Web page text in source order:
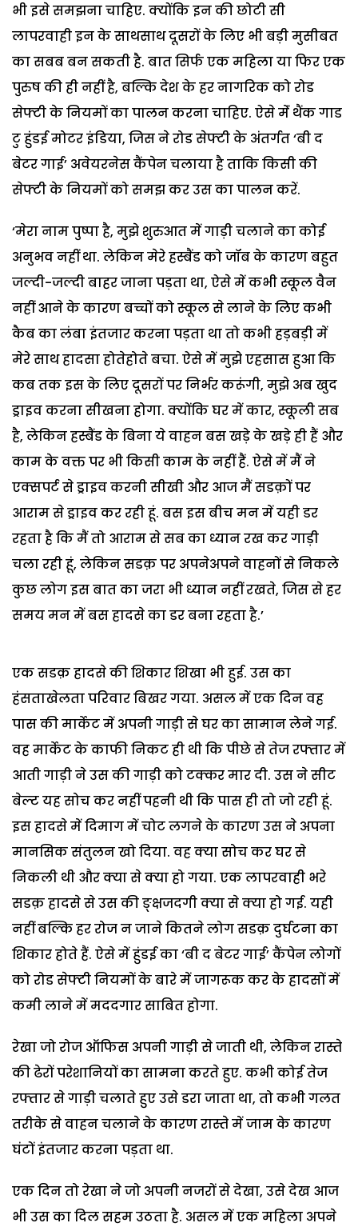
भी इसे समझना चाहिए. क्योंकि इन की छोटी सी
लापरवाही इन के साथसाथ दूसरों के लिए भी बड़ी मुसीबत
का सबब बन सकती है. बात सिर्फ एक महिला या फिर एक
पुरुष की ही नहीं है, बल्कि देश के हर नागरिक को रोड
सेफ्टी के नियमों का पालन करना चाहिए. ऐसे मेंं थैंक गाड
टु हुंडई मोटर इंडिया, जिस ने रोड सेफ्टी के अंतर्गत ‘बी द
बेटर गाई’ अवेयरनेस कैंपेन चलाया है ताकि किसी की
सेफ्टी के नियमों को समझ कर उस का पालन करें.
‘मेरा नाम पुष्पा है, मुझे शुरुआत में गाड़ी चलाने का कोई
अनुभव नहीं था. लेकिन मेरे हस्बैंड को जॉब के कारण बहुत
जल्दी-जल्दी बाहर जाना पड़ता था, ऐसे में कभी स्कूल वैन
नहीं आने के कारण बच्चों को स्कूल से लाने के लिए कभी
कैब का लंबा इंतजार करना पड़ता था तो कभी हड़बड़ी में
मेरे साथ हादसा होतेहोते बचा. ऐसे में मुझे एहसास हुआ कि
कब तक इस के लिए दूसरों पर निर्भर करूंगी, मुझे अब खुद
ड्राइव करना सीखना होगा. क्योंकि घर में कार, स्कूली सब
है, लेकिन हस्बैंड के बिना ये वाहन बस खड़े के खड़े ही हैं और
काम के वक्त पर भी किसी काम के नहीं हैं. ऐसे में मैं ने
एक्सपर्ट से ड्राइव करनी सीखी और आज मैं सडक़ों पर
आराम से ड्राइव कर रही हूं. बस इस बीच मन में यही डर
रहता है कि मैं तो आराम से सब का ध्यान रख कर गाड़ी
चला रही हूं, लेकिन सडक़ पर अपनेअपने वाहनों से निकले
कुछ लोग इस बात का जरा भी ध्यान नहीं रखते, जिस से हर
समय मन में बस हादसे का डर बना रहता है.’
एक सडक़ हादसे की शिकार शिखा भी हुई. उस का
हंसताखेलता परिवार बिखर गया. असल में एक दिन वह
पास की मार्केट में अपनी गाड़ी से घर का सामान लेने गई.
वह मार्केट के काफी निकट ही थी कि पीछे से तेज रफ्तार में
आती गाड़ी ने उस की गाड़ी को टक्कर मार दी. उस ने सीट
बेल्ट यह सोच कर नहीं पहनी थी कि पास ही तो जो रही हूं.
इस हादसे में दिमाग में चोट लगने के कारण उस ने अपना
मानसिक संतुलन खो दिया. वह क्या सोच कर घर से
निकली थी और क्या से क्या हो गया. एक लापरवाही भरे
सडक़ हादसे से उस की ङ्क्षजदगी क्या से क्या हो गई. यही
नहीं बल्कि हर रोज न जाने कितने लोग सडक़ दुर्घटना का
शिकार होते हैं. ऐसे में हुंडई का ‘बी द बेटर गाई’ कैंपेन लोगों
को रोड सेफ्टी नियमों के बारे में जागरूक कर के हादसों में
कमी लाने में मददगार साबित होगा.
रेखा जो रोज ऑफिस अपनी गाड़ी से जाती थी, लेकिन रास्ते
की ढेरों परेशानियों का सामना करते हुए. कभी कोई तेज
रफ्तार से गाड़ी चलाते हुए उसे डरा जाता था, तो कभी गलत
तरीके से वाहन चलाने के कारण रास्ते में जाम के कारण
घंटों इंतजार करना पड़ता था.
एक दिन तो रेखा ने जो अपनी नजरों से देखा, उसे देख आज
भी उस का दिल सहम उठता है. असल में एक महिला अपने